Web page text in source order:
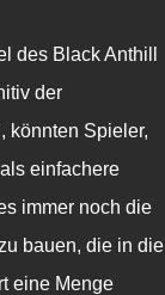
des Black Anthill
der
könnten Spieler,
einfachere
immer noch die
bauen, die in die
eine Menge